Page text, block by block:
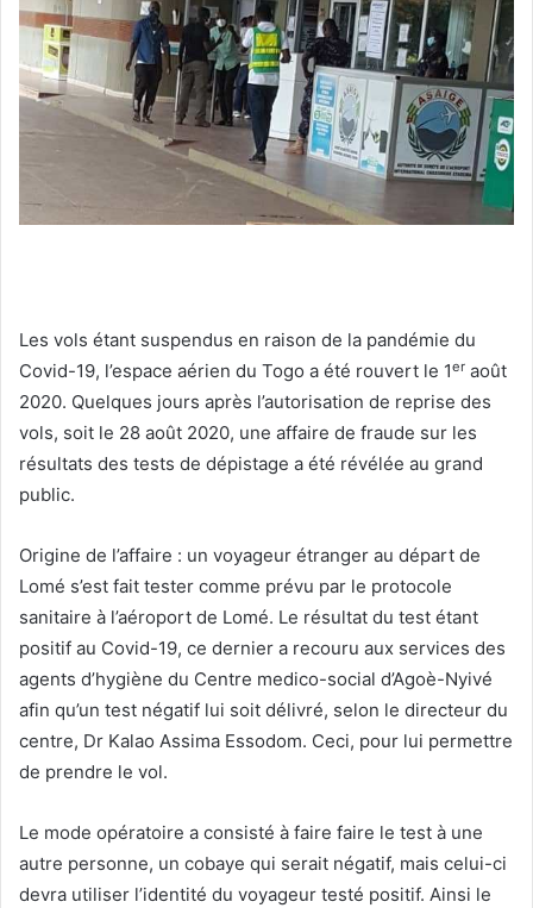
Les vols étant suspendus en raison de la pandémie du
Covid-19, l’espace aérien du Togo a été rouvert le 1er août
2020. Quelques jours après l’autorisation de reprise des
vols, soit le 28 août 2020, une affaire de fraude sur les
résultats des tests de dépistage a été révélée au grand
public.
Origine de l’affaire : un voyageur étranger au départ de
Lomé s’est fait tester comme prévu par le protocole
sanitaire à l’aéroport de Lomé. Le résultat du test étant
positif au Covid-19, ce dernier a recouru aux services des
agents d’hygiène du Centre medico-social d’Agoè-Nyivé
afin qu’un test négatif lui soit délivré, selon le directeur du
centre, Dr Kalao Assima Essodom. Ceci, pour lui permettre
de prendre le vol.
Le mode opératoire a consisté à faire faire le test à une
autre personne, un cobaye qui serait négatif, mais celui-ci
devra utiliser l’identité du voyageur testé positif. Ainsi le